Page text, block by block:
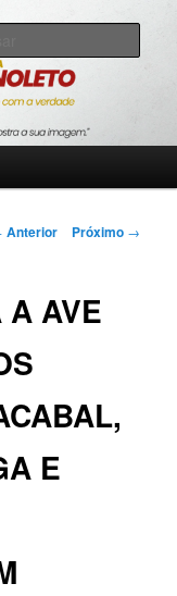
Anterior Próximo →
A AVE
E